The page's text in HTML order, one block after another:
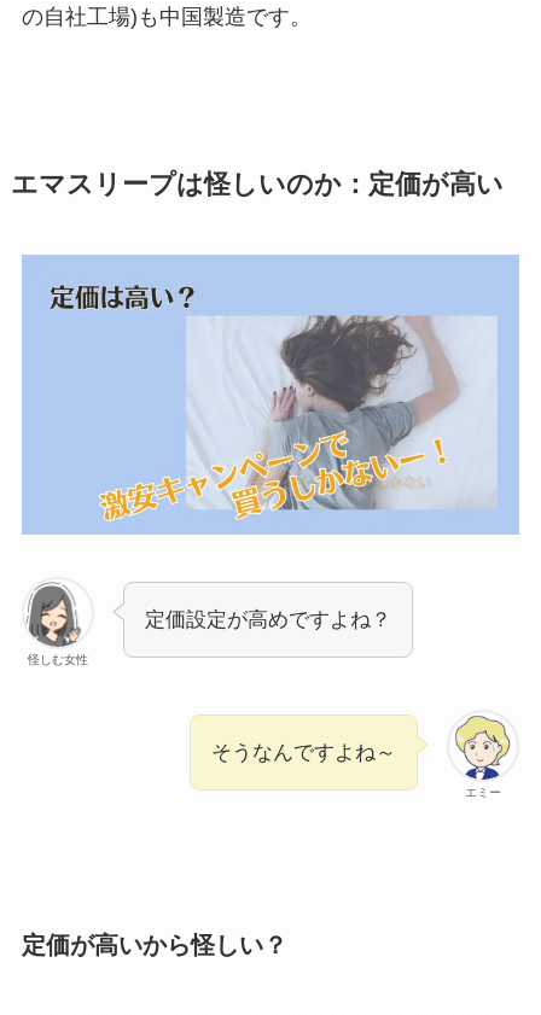
の自社工場)も中国製造です。
エマスリープは怪しいのか：定価が高い
怪しむ女性
定価設定が高めですよね？
エミー
そうなんですよね～
定価が高いから怪しい？